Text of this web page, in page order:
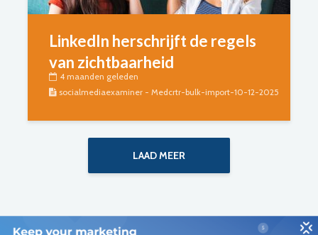
LinkedIn herschrijft de regels
van zichtbaarheid
4 maanden geleden
socialmediaexaminer - Medcrtr-bulk-import-10-12-2025
LAAD MEER